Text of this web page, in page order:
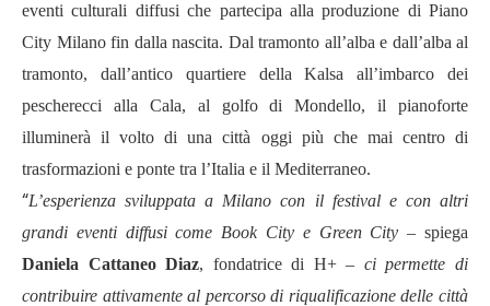
eventi culturali diffusi che partecipa alla produzione di Piano
City Milano fin dalla nascita. Dal tramonto all’alba e dall’alba al
tramonto, dall’antico quartiere della Kalsa all’imbarco dei
pescherecci alla Cala, al golfo di Mondello, il pianoforte
illuminerà il volto di una città oggi più che mai centro di
trasformazioni e ponte tra l’Italia e il Mediterraneo.
“L’esperienza sviluppata a Milano con il festival e con altri
grandi eventi diffusi come Book City e Green City– spiega
Daniela Cattaneo Diaz, fondatrice di H+ – ci permette di
contribuire attivamente al percorso di riqualificazione delle città